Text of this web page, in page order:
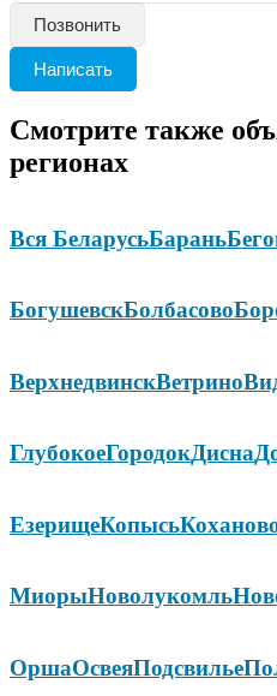
Позвонить
Написать
Смотрите также
регионах
Вся БеларусьБарань
БогушевскБолбасово
ВерхнедвинскВетрино
ГлубокоеГородокДисна
ЕзерищеКопысь
МиорыНоволукомль
ОршаОсвеяПодсвилье